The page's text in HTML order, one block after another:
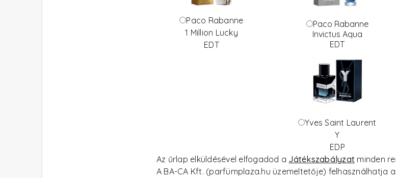
Paco Rabanne
1 Million Lucky
EDT
Paco Rabanne
Invictus Aqua
EDT
Yves Saint Laurent
Y
EDP
Az űrlap elküldésével elfogadod a Játékszabályzat minden
A BA-CA Kft. (parfümplaza.hu üzemeltetője)